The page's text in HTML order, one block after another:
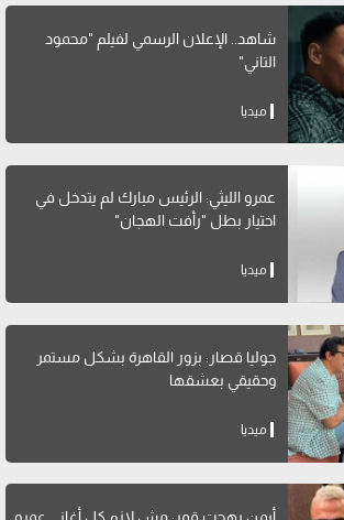
شاهد.. الإعلان الرسمي لفيلم "محمود
التاني"
ميديا
عمرو الليثي: الرئيس مبارك لم يتدخل في
اختيار بطل "رأفت الهجان"
ميديا
جوليا قصار: بزور القاهرة بشكل مستمر
وحقيقي بعشقها
ميديا